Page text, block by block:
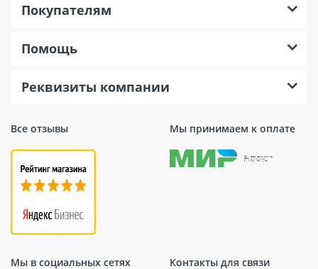
Все отзывы Мы принимаем к оплате
Мы в социальных сетях Контакты для связи
Покупателям
Помощь
Реквизиты компании